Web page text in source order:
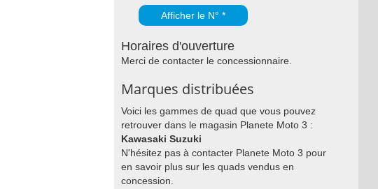
Afficher le N° *
Horaires d'ouverture
Merci de contacter le concessionnaire.
Marques distribuées
Voici les gammes de quad que vous pouvez
retrouver dans le magasin Planete Moto 3 :
Kawasaki Suzuki
N'hésitez pas à contacter Planete Moto 3 pour
en savoir plus sur les quads vendus en
concession.